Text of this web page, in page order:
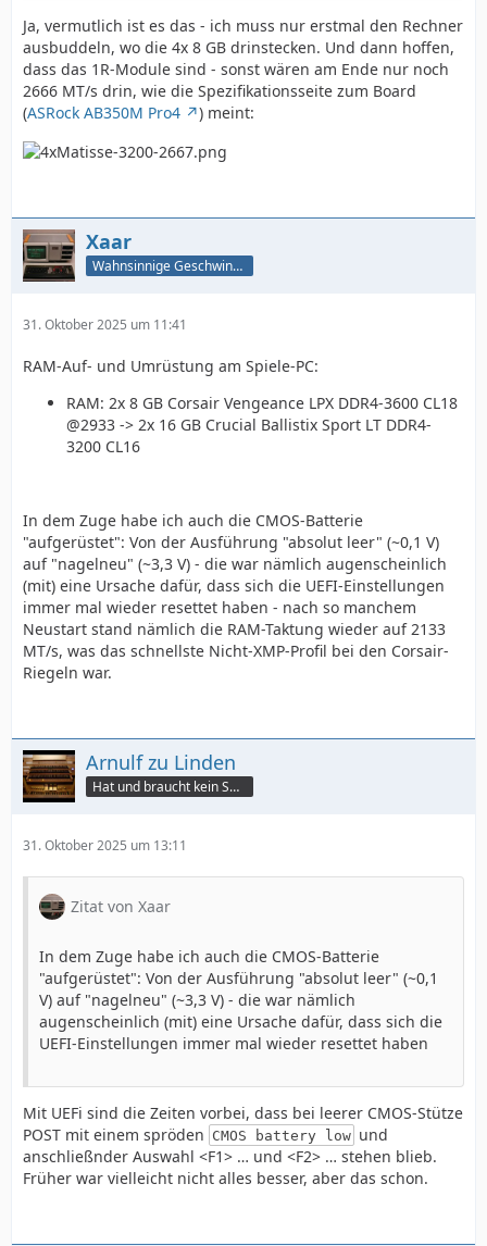
Ja, vermutlich ist es das - ich muss nur erstmal den Rechner
ausbuddeln, wo die 4x 8 GB drinstecken. Und dann hoffen,
dass das 1R-Module sind - sonst wären am Ende nur noch
2666 MT/s drin, wie die Spezifikationsseite zum Board
(ASRock AB350M Pro4 ) meint:
Xaar
Wahnsinnige Geschwindigkeit - und los!
31. Oktober 2025 um 11:41
RAM-Auf- und Umrüstung am Spiele-PC:
RAM: 2x 8 GB Corsair Vengeance LPX DDR4-3600 CL18
@2933 -> 2x 16 GB Crucial Ballistix Sport LT DDR4-
3200 CL16
In dem Zuge habe ich auch die CMOS-Batterie
"aufgerüstet": Von der Ausführung "absolut leer" (~0,1 V)
auf "nagelneu" (~3,3 V) - die war nämlich augenscheinlich
(mit) eine Ursache dafür, dass sich die UEFI-Einstellungen
immer mal wieder resettet haben - nach so manchem
Neustart stand nämlich die RAM-Taktung wieder auf 2133
MT/s, was das schnellste Nicht-XMP-Profil bei den Corsair-
Riegeln war.
Arnulf zu Linden
Hat und braucht kein Smartphone!
31. Oktober 2025 um 13:11
Zitat von Xaar
In dem Zuge habe ich auch die CMOS-Batterie
"aufgerüstet": Von der Ausführung "absolut leer" (~0,1
V) auf "nagelneu" (~3,3 V) - die war nämlich
augenscheinlich (mit) eine Ursache dafür, dass sich die
UEFI-Einstellungen immer mal wieder resettet haben
Mit UEFi sind die Zeiten vorbei, dass bei leerer CMOS-Stütze
POST mit einem spröden CMOS battery low und
anschließnder Auswahl <F1> … und <F2> … stehen blieb.
Früher war vielleicht nicht alles besser, aber das schon.